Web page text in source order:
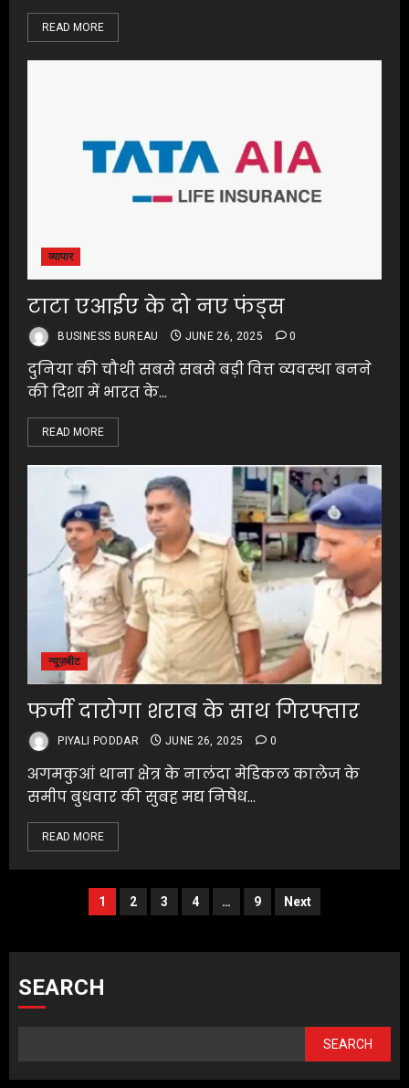
READ MORE
व्यापार
टाटा एआईए के दो नए फंड्स
BUSINESS BUREAU JUNE 26, 2025 0
दुनिया की चौथी सबसे सबसे बड़ी वित्त व्यवस्था बनने
की दिशा में भारत के...
READ MORE
न्यूज़बीट
फर्जी दारोगा शराब के साथ गिरफ्तार
PIYALI PODDAR JUNE 26, 2025 0
अगमकुआं थाना क्षेत्र के नालंदा मेडिकल कालेज के
समीप बुधवार की सुबह मद्य निषेध...
READ MORE
1 2 3 4 … 9 Next
SEARCH
SEARCH